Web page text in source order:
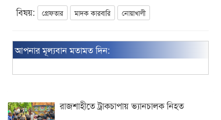
বিষয়: গ্রেফতার মাদক কারবারি নোয়াখালী
আপনার মূল্যবান মতামত দিন:
রাজশাহীতে ট্রাকচাপায় ভ্যানচালক নিহত